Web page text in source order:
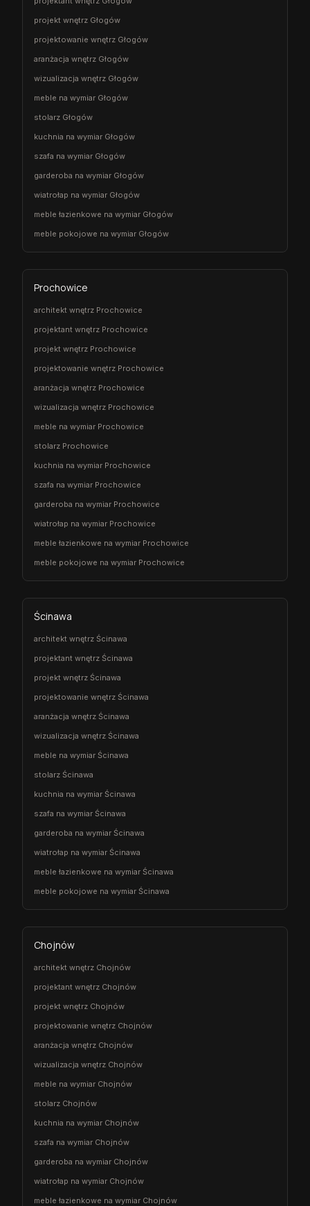
projekt wnętrz Głogów
projektowanie wnętrz Głogów
aranżacja wnętrz Głogów
wizualizacja wnętrz Głogów
meble na wymiar Głogów
stolarz Głogów
kuchnia na wymiar Głogów
szafa na wymiar Głogów
garderoba na wymiar Głogów
wiatrołap na wymiar Głogów
meble łazienkowe na wymiar Głogów
meble pokojowe na wymiar Głogów
Prochowice
architekt wnętrz Prochowice
projektant wnętrz Prochowice
projekt wnętrz Prochowice
projektowanie wnętrz Prochowice
aranżacja wnętrz Prochowice
wizualizacja wnętrz Prochowice
meble na wymiar Prochowice
stolarz Prochowice
kuchnia na wymiar Prochowice
szafa na wymiar Prochowice
garderoba na wymiar Prochowice
wiatrołap na wymiar Prochowice
meble łazienkowe na wymiar Prochowice
meble pokojowe na wymiar Prochowice
Ścinawa
architekt wnętrz Ścinawa
projektant wnętrz Ścinawa
projekt wnętrz Ścinawa
projektowanie wnętrz Ścinawa
aranżacja wnętrz Ścinawa
wizualizacja wnętrz Ścinawa
meble na wymiar Ścinawa
stolarz Ścinawa
kuchnia na wymiar Ścinawa
szafa na wymiar Ścinawa
garderoba na wymiar Ścinawa
wiatrołap na wymiar Ścinawa
meble łazienkowe na wymiar Ścinawa
meble pokojowe na wymiar Ścinawa
Chojnów
architekt wnętrz Chojnów
projektant wnętrz Chojnów
projekt wnętrz Chojnów
projektowanie wnętrz Chojnów
aranżacja wnętrz Chojnów
wizualizacja wnętrz Chojnów
meble na wymiar Chojnów
stolarz Chojnów
kuchnia na wymiar Chojnów
szafa na wymiar Chojnów
garderoba na wymiar Chojnów
wiatrołap na wymiar Chojnów
meble łazienkowe na wymiar Chojnów